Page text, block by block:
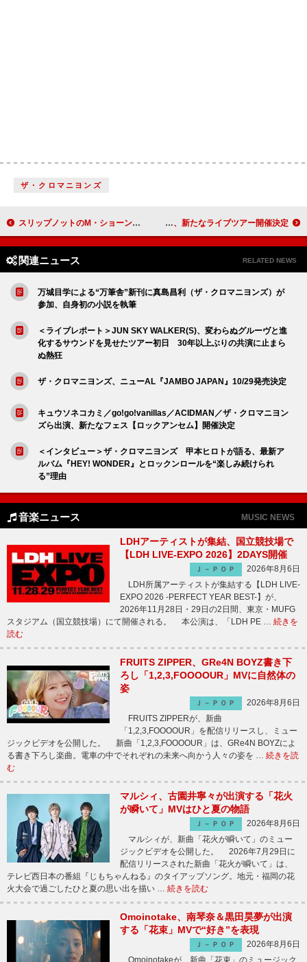
ザ・クロマニヨンズ
スリップノットのM・ショーン・クラハン、心臓手術が必要と明かす THE YELLOW MONKEY、新たなライブツアー開催決定
関連ニュース RELATED NEWS
万城目学による“万筆舎”新刊に真島昌利（ザ・クロマニヨンズ）が
参加、自身初の小説を執筆
＜ライブレポート＞JUN SKY WALKER(S)、変わらぬグルーヴと進
化するサウンドを見せたツアー初日 30年以上ぶりの共演に止まら
ぬ熱狂
ザ・クロマニヨンズ、ニューAL『JAMBO JAPAN』10/29発売決定
キュウソネコカミ／go!go!vanillas／ACIDMAN／ザ・クロマニヨン
ズら出演、新たなフェス【ロックアンセム】開催決定
＜インタビュー＞ザ・クロマニヨンズ 甲本ヒロトが語る、最新ア
ルバム『HEY! WONDER』とロックンロールを“楽しみ続けられ
る”理由
音楽ニュース MUSIC NEWS
LDHアーティストが集結、国立競技場で
【LDH LIVE-EXPO 2026】2DAYS開催
Ｊ－ＰＯＰ
2026年8月6日
LDH所属アーティストが集結する【LDH LIVE-
EXPO 2026 -PERFECT YEAR BEST-】が、
2026年11月28日・29日の2日間、東京・MUFG
スタジアム（国立競技場）にて開催される。 本公演は、「LDH PE … 続きを
読む
FRUITS ZIPPER、GRe4N BOYZ書き下
ろし「1,2,3,FOOOOUR」MVに自然体の
姿
Ｊ－ＰＯＰ
2026年8月6日
FRUITS ZIPPERが、新曲
「1,2,3,FOOOOUR」を配信リリースし、ミュー
ジックビデオを公開した。 新曲「1,2,3,FOOOOUR」は、GRe4N BOYZによ
る書き下ろし楽曲。電車の中でそれぞれの未来へ向かう人々の姿を … 続きを読
む
マルシィ、古園井寧々が出演する「花火
が瞬いて」MVはひと夏の物語
Ｊ－ＰＯＰ
2026年8月6日
マルシィが、新曲「花火が瞬いて」のミュー
ジックビデオを公開した。 2026年7月29日に
配信リリースされた新曲「花火が瞬いて」は、
テレビ西日本の番組『じもちゃんねる』のタイアップソング。地元・福岡の花
火大会で過ごしたひと夏の思い出を描い … 続きを読む
Omoinotake、南琴奈＆黒田昊夢が出演
する「花束」MVで“好き”を表現
Ｊ－ＰＯＰ
2026年8月6日
Omoinotakeが、新曲「花束」のミュージック